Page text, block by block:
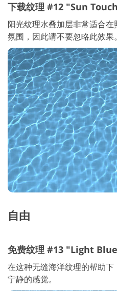
下载纹理 #12 "Sun
阳光纹理水叠加层非常适合
氛围，因此请不要忽略此效果。
自由
免费纹理 #13 "Light
在这种无缝海洋纹理的帮助
宁静的感觉。